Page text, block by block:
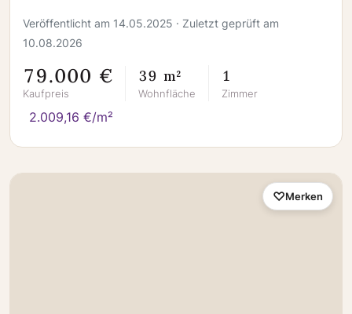
Veröffentlicht am 14.05.2025 · Zuletzt geprüft am
10.08.2026
79.000 €
Kaufpreis
39 m²
Wohnfläche
1
Zimmer
2.009,16 €/m²
Merken